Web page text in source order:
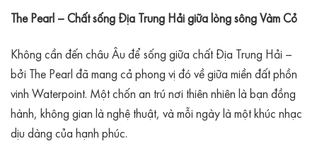
The Pearl – Chất sống Địa Trung Hải giữa lòng sông Vàm Cỏ
Không cần đến châu Âu để sống giữa chất Địa Trung Hải –
bởi The Pearl đã mang cả phong vị đó về giữa miền đất phồn
vinh Waterpoint. Một chốn an trú nơi thiên nhiên là bạn đồng
hành, không gian là nghệ thuật, và mỗi ngày là một khúc nhạc
dịu dàng của hạnh phúc.